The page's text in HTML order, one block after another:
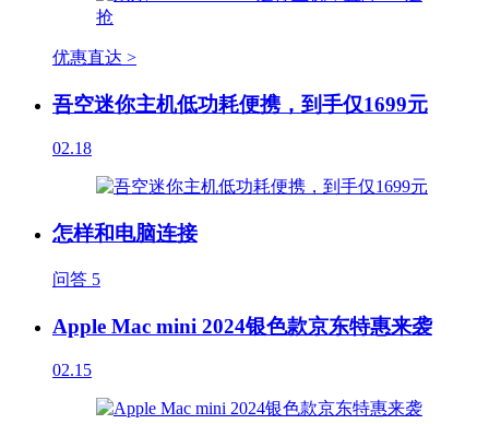
优惠直达 >
吾空迷你主机低功耗便携，到手仅1699元
02.18
怎样和电脑连接
问答 5
Apple Mac mini 2024银色款京东特惠来袭
02.15